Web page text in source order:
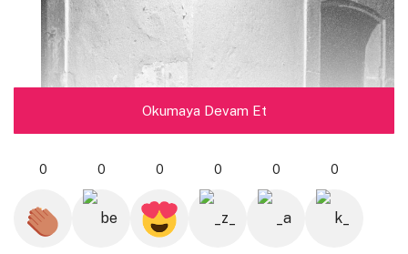
Okumaya Devam Et
0 0 0 0 0 0